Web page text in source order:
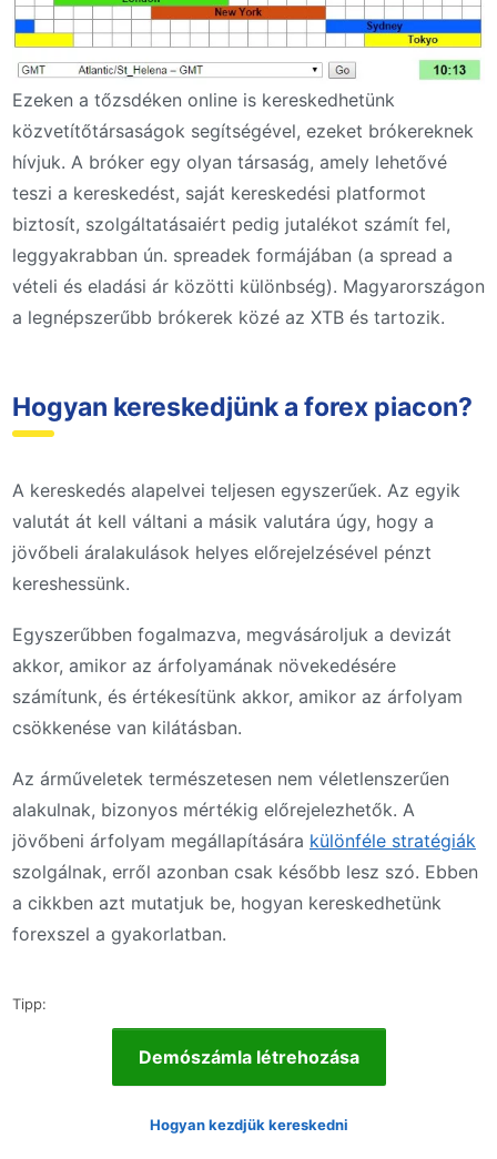
Ezeken a tőzsdéken online is kereskedhetünk
közvetítőtársaságok segítségével, ezeket brókereknek
hívjuk. A bróker egy olyan társaság, amely lehetővé
teszi a kereskedést, saját kereskedési platformot
biztosít, szolgáltatásaiért pedig jutalékot számít fel,
leggyakrabban ún. spreadek formájában (a spread a
vételi és eladási ár közötti különbség). Magyarországon
a legnépszerűbb brókerek közé az XTB és tartozik.
Hogyan kereskedjünk a forex piacon?
A kereskedés alapelvei teljesen egyszerűek. Az egyik
valutát át kell váltani a másik valutára úgy, hogy a
jövőbeli áralakulások helyes előrejelzésével pénzt
kereshessünk.
Egyszerűbben fogalmazva, megvásároljuk a devizát
akkor, amikor az árfolyamának növekedésére
számítunk, és értékesítünk akkor, amikor az árfolyam
csökkenése van kilátásban.
Az árműveletek természetesen nem véletlenszerűen
alakulnak, bizonyos mértékig előrejelezhetők. A
jövőbeni árfolyam megállapítására különféle stratégiák
szolgálnak, erről azonban csak később lesz szó. Ebben
a cikkben azt mutatjuk be, hogyan kereskedhetünk
forexszel a gyakorlatban.
Tipp:
Demószámla létrehozása
Hogyan kezdjük kereskedni